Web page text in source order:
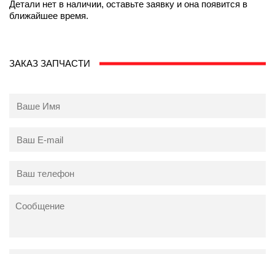
Детали нет в наличии, оставьте заявку и она появится в
ближайшее время.
ЗАКАЗ ЗАПЧАСТИ